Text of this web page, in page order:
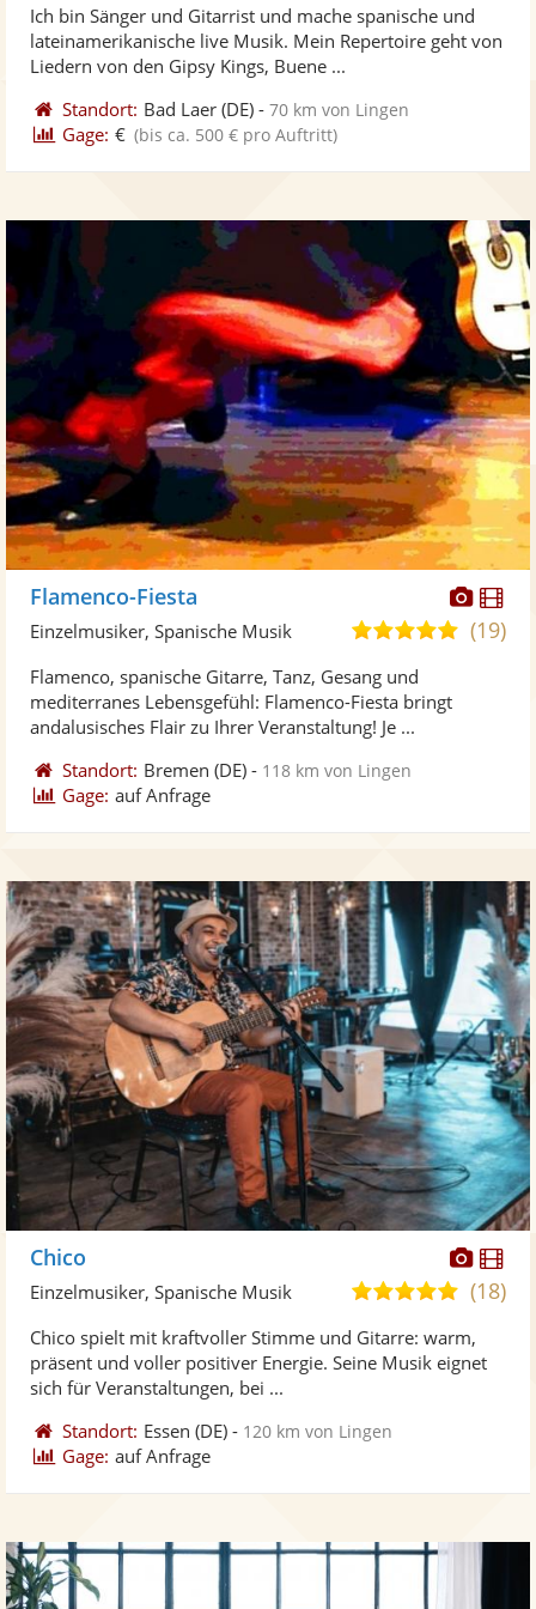
5
Ich bin Sänger und Gitarrist und mache spanische und
lateinamerikanische live Musik. Mein Repertoire geht von
Liedern von den Gipsy Kings, Buene ...
Standort: Bad Laer (DE) -70 km von Lingen
Gage: € (bis ca. 500 € pro Auftritt)
Flamenco-Fiesta
5,0(19)
Einzelmusiker, Spanische Musik
Flamenco, spanische Gitarre, Tanz, Gesang und
mediterranes Lebensgefühl: Flamenco-Fiesta bringt
andalusisches Flair zu Ihrer Veranstaltung! Je ...
Standort: Bremen (DE) - 118 km von Lingen
Gage: auf Anfrage
Fotos
Chico
5,0
5
Sternen
(18)
Einzelmusiker, Spanische Musik
Chico spielt mit kraftvoller Stimme und Gitarre: warm,
präsent und voller positiver Energie. Seine Musik eignet
sich für Veranstaltungen, bei ...
Standort: Essen (DE) - 120 km von Lingen
Gage: auf Anfrage